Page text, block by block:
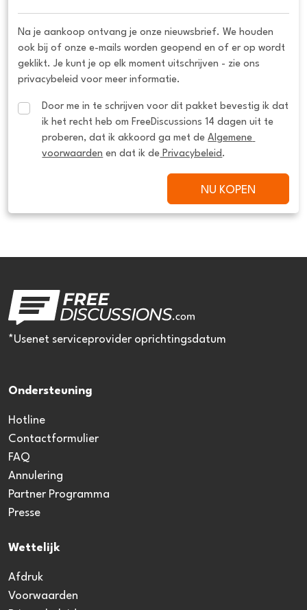
Na je aankoop ontvang je onze nieuwsbrief. We houden
ook bij of onze e-mails worden geopend en of er op wordt
geklikt. Je kunt je op elk moment uitschrijven - zie ons
privacybeleid voor meer informatie.
Door me in te schrijven voor dit pakket bevestig ik dat
ik het recht heb om FreeDiscussions 14 dagen uit te
proberen, dat ik akkoord ga met de Algemene
voorwaarden en dat ik de Privacybeleid .
NU KOPEN
*Usenet serviceprovider oprichtingsdatum
Ondersteuning
Hotline
Contactformulier
FAQ
Annulering
Partner Programma
Presse
Wettelijk
Afdruk
Voorwaarden